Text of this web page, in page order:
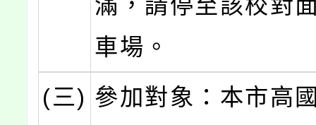
滿，請停至該校對
車場。
(三) 參加對象：本市高